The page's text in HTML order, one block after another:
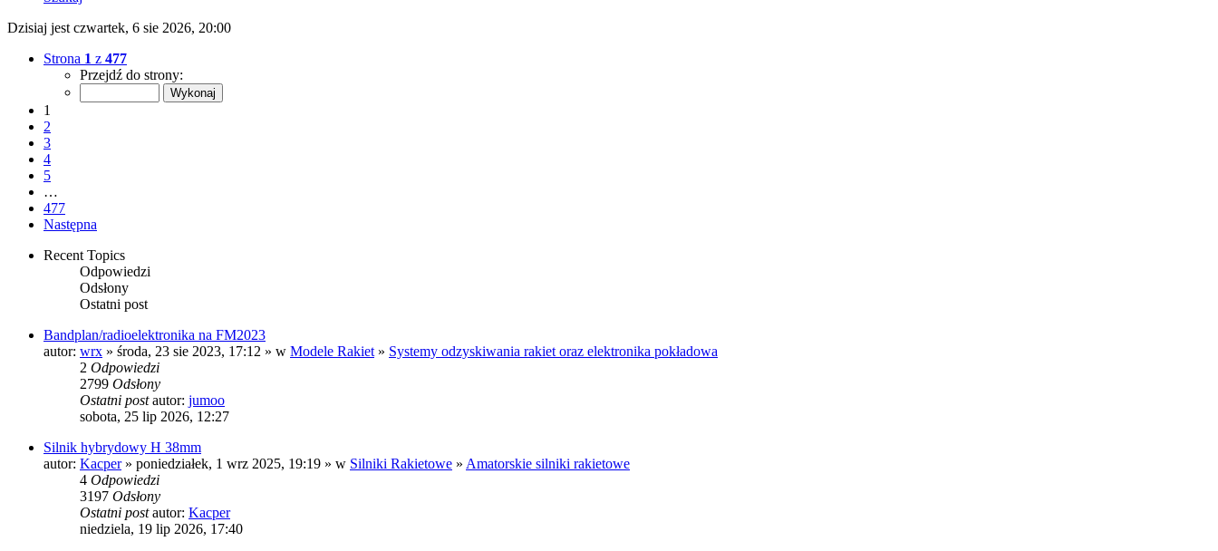
Dzisiaj jest czwartek, 6 sie 2026, 20:00
Strona 1 z 477
Przejdź do strony:
1
2
3
4
5
…
477
Następna
Recent Topics
Odpowiedzi
Odsłony
Ostatni post
Bandplan/radioelektronika na FM2023
autor: wrx » środa, 23 sie 2023, 17:12 » w Modele Rakiet» Systemy odzyskiwania rakiet oraz elektronika pokładowa
2 Odpowiedzi
2799 Odsłony
Ostatni postautor: jumoo
sobota, 25 lip 2026, 12:27
Silnik hybrydowy H 38mm
autor: Kacper» poniedziałek, 1 wrz 2025, 19:19 » w Silniki Rakietowe » Amatorskie silniki rakietowe
4 Odpowiedzi
3197 Odsłony
Ostatni postautor: Kacper
niedziela, 19 lip 2026, 17:40